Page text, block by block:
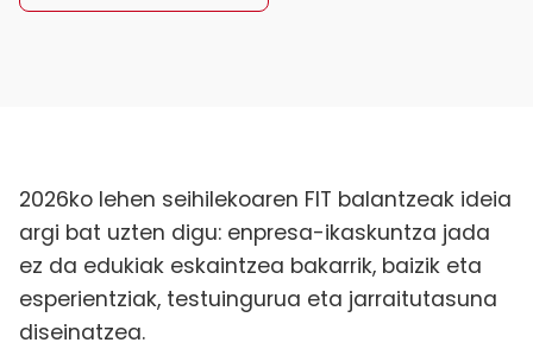
2026ko lehen seihilekoaren FIT balantzeak ideia
argi bat uzten digu: enpresa-ikaskuntza jada
ez da edukiak eskaintzea bakarrik, baizik eta
esperientziak, testuingurua eta jarraitutasuna
diseinatzea.